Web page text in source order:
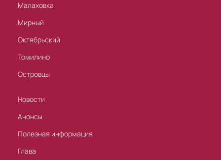
Малаховка
Мирный
Октябрьский
Томилино
Островцы
Новости
Анонсы
Полезная информация
Глава